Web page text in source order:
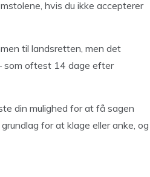
hvis du ikke accepterer
til landsretten, men det
som oftest 14 dage efter
din mulighed for at få sagen
for at klage eller anke, og